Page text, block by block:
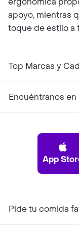
apoyo, mientras
toque de estilo a
Top Marcas y
Encuéntranos
App
Pide tu comida